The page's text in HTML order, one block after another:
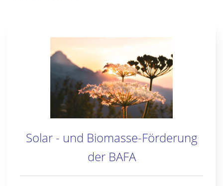
Solar - und Biomasse-Förderung
der BAFA